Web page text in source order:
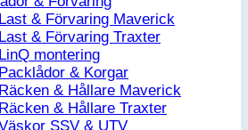
Last & Förvaring Maverick
Last & Förvaring Traxter
LinQ montering
Packlådor & Korgar
Räcken & Hållare Maverick
Räcken & Hållare Traxter
SSV & UTV